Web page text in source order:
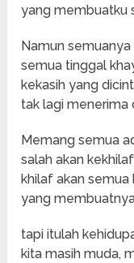
yang membuatku
Namun
semua tinggal
kekasih yang
tak lagi menerima
Memang semua
salah akan
khilaf akan semua
yang
tapi itulah
kita masih muda,